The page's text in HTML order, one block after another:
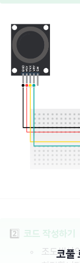
코풀
2️⃣
코드 작성하기
조도센서